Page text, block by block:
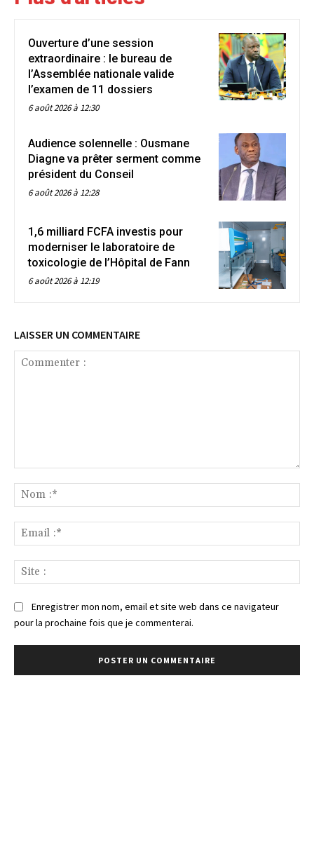
Ouverture d’une session
extraordinaire : le bureau de
l’Assemblée nationale valide
l’examen de 11 dossiers
6 août 2026 à 12:30
Audience solennelle : Ousmane
Diagne va prêter serment comme
président du Conseil
6 août 2026 à 12:28
1,6 milliard FCFA investis pour
moderniser le laboratoire de
toxicologie de l’Hôpital de Fann
6 août 2026 à 12:19
LAISSER UN COMMENTAIRE
:*
:*
:
Enregistrer mon nom, email et site web dans ce navigateur
pour la prochaine fois que je commenterai.